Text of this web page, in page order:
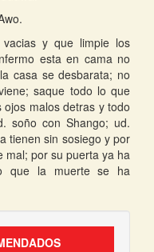
y que limpie los
esta en cama no
casa se desbarata; no
saque todo lo que
malos detras y todo
soño con Shango; ud.
tienen sin sosiego y por
mal; por su puerta ya ha
que la muerte se ha